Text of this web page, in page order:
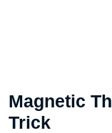
Magnetic
Trick